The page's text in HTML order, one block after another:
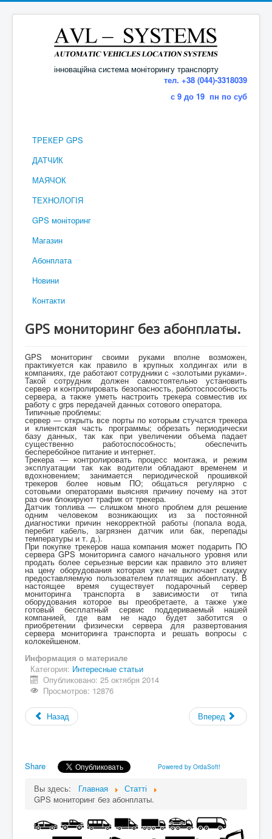
інноваційна система моніторингу транспорту
тел. +38 (044)-3318039
с 9 до 19 пн по суб
ТРЕКЕР GPS
ДАТЧИК
МАЯЧОК
ТЕХНОЛОГІЯ
GPS моніторинг
Магазин
Абонплата
Новини
Контакти
GPS мониторинг без абонплаты.
GPS мониторинг своими руками вполне возможен,
практикуется как правило в крупных холдингах или в
компаниях, где работают сотрудники с «золотыми руками».
Такой сотрудник должен самостоятельно установить
сервер и контролировать безопасность, работоспособность
сервера, а также уметь настроить трекера совместив их
работу с grps передачей данных сотового оператора.
Типичные проблемы:
сервер — открыть все порты по которым стучатся трекера
и клиентская часть программы; обрезать периодически
базу данных, так как при увеличении объема падает
существенно работоспособность; обеспечить
бесперебойное питание и интернет.
Трекера — контролировать процесс монтажа, и режим
эксплуатации так как водители обладают временем и
вдохновением; занимается периодической прошивкой
трекеров более новым ПО; общаться регулярно с
сотовыми операторами выясняя причину почему на этот
раз они блокируют трафик от трекера.
Датчик топлива — слишком много проблем для решение
одним человеком возникающих из за постоянной
диагностики причин некорректной работы (попала вода,
перебит кабель, загрязнен датчик или бак, перепады
температуры и т. д.).
При покупке трекеров наша компания может подарить ПО
сервера GPS мониторинга самого начального уровня или
продать более серьезные версии как правило это влияет
на цену оборудования которая уже не включает скидку
предоставляемую пользователем платящих абонплату. В
настоящее время существует подарочный сервер
мониторинга транспорта в зависимости от типа
оборудования которое вы преобретаете, а также уже
готовый бесплатный сервис поддериваемый нашей
компанией, где вам не надо будет заботится о
приобретении физически сервера для развертования
сервера мониторинга транспорта и решать вопросы с
колокейшеном.
Информация о материале
Категория: Интересные статьи
Опубликовано: 25 октября 2014
Просмотров: 12876
Назад Вперед
Share Powered by OrdaSoft!
Вы здесь: Главная
Статті
GPS мониторинг без абонплаты.